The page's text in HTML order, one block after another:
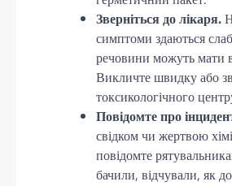
Зверніться до лікаря.
симптоми здаються
речовини можуть мати
Викличте швидку або
токсикологічного
Повідомте про
свідком чи жертвою
повідомте
бачили, відчували, як